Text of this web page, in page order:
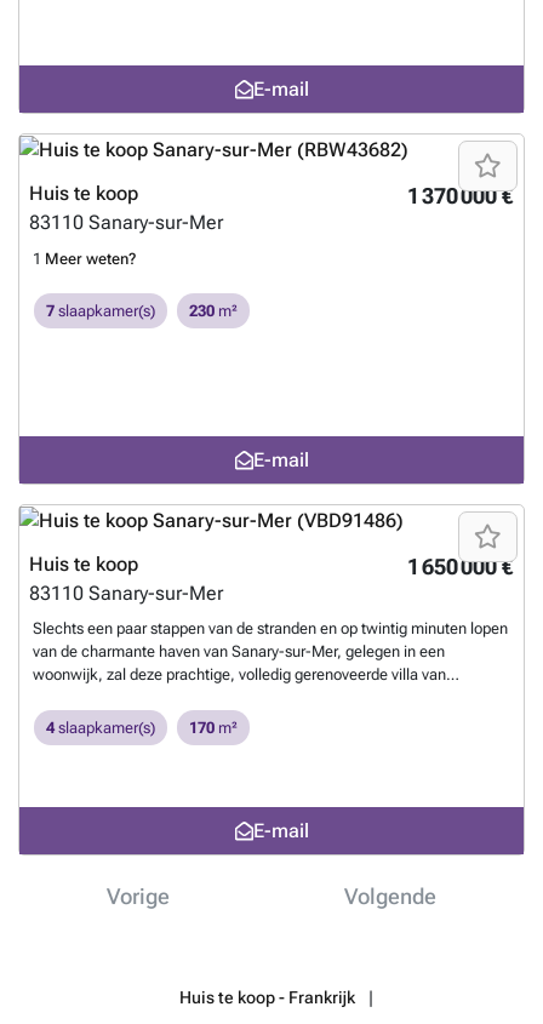
E-mail
1 370 000 €
Huis te koop
83110 Sanary-sur-Mer
1 Meer weten?
7 slaapkamer(s) 230 m²
E-mail
1 650 000 €
Huis te koop
83110 Sanary-sur-Mer
Slechts een paar stappen van de stranden en op twintig minuten lopen
van de charmante haven van Sanary-sur-Mer, gelegen in een
woonwijk, zal deze prachtige, volledig gerenoveerde villa van
zeezicht vanaf de begane grond en de aangelegde tuin van ongeveer
1000 m². Een echte parel die het gemak biedt om alles op loopafstand
parkeergelegenheid, een pétanque-hof, een automatisch
watersysteem en een gemotoriseerd hek maken dit pand compleet op
een toplocatie. Een prachtige kans die je niet mag missen. De prijs
meer informatie, neem contact op: Zélia MICHEL Tel: ### E-
4slaapkamer(s) 170 m²
E-mail
Vorige Volgende
Huis te koop - Frankrijk